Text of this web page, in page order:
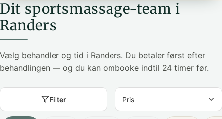
Dit sportsmassage-team i
Randers
Vælg behandler og tid i Randers. Du betaler først efter
behandlingen — og du kan ombooke indtil 24 timer før.
Filter